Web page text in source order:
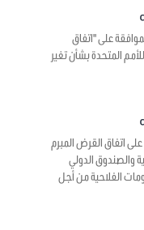
على "اتفاق
المتحدة بشأن تغير
اتفاق القرض المبرم
التونسية والصندوق الدولي
الفلاحية من أجل